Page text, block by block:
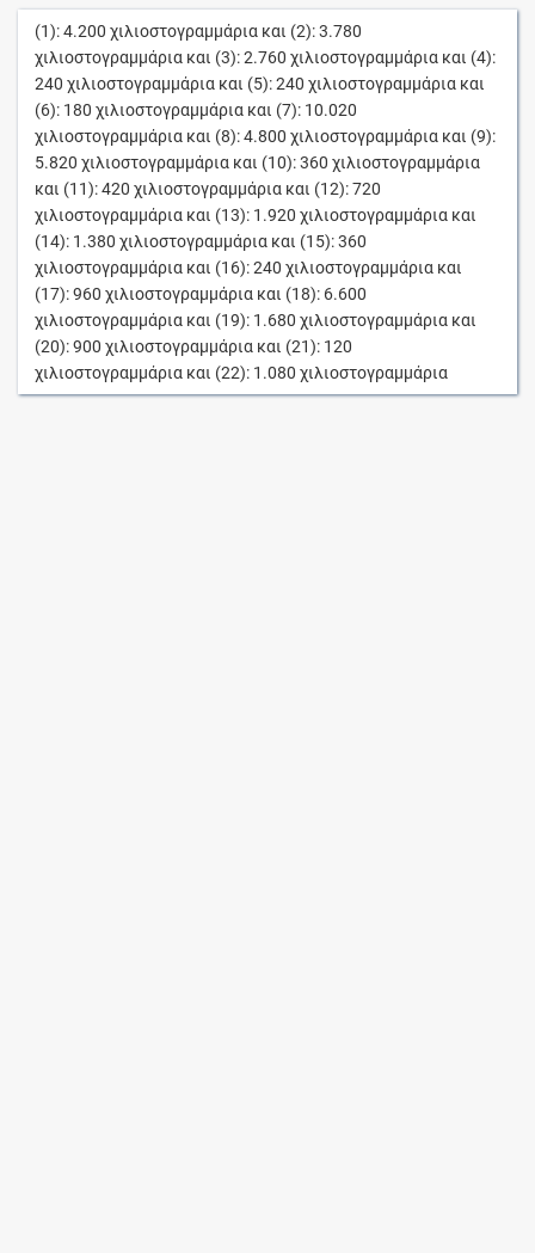
(1):4.200 χιλιοστογραμμάρια και (2):3.780
χιλιοστογραμμάρια και (3):2.760 χιλιοστογραμμάρια και (4):
240 χιλιοστογραμμάρια και (5):240 χιλιοστογραμμάρια και
(6): 180 χιλιοστογραμμάρια και (7): 10.020
χιλιοστογραμμάρια και (8):4.800 χιλιοστογραμμάρια και (9):
5.820 χιλιοστογραμμάρια και (10):360 χιλιοστογραμμάρια
και (11):420 χιλιοστογραμμάρια και (12):720
χιλιοστογραμμάρια και (13): 1.920 χιλιοστογραμμάρια και
(14): 1.380 χιλιοστογραμμάρια και (15):360
χιλιοστογραμμάρια και (16):240 χιλιοστογραμμάρια και
(17):960 χιλιοστογραμμάρια και (18): 6.600
χιλιοστογραμμάρια και (19): 1.680 χιλιοστογραμμάρια και
(20):900 χιλιοστογραμμάρια και (21): 120
χιλιοστογραμμάρια και (22): 1.080 χιλιοστογραμμάρια